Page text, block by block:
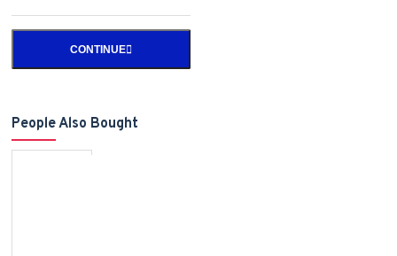
CONTINUE
People Also Bought